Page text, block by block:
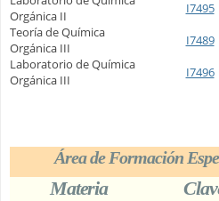
Orgánica II
I7495
Teoría de Química
Orgánica III
I7489
Laboratorio de Química
Orgánica III
I7496
Área de Formación
Materia